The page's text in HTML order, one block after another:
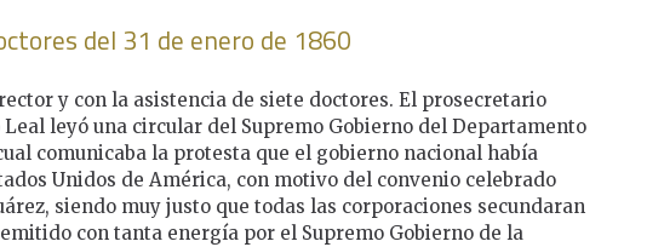
del 31 de enero de 1860
y con la asistencia de siete doctores. El prosecretario
Leal leyó una circular del Supremo Gobierno del Departamento
comunicaba la protesta que el gobierno nacional había
Unidos de América, con motivo del convenio celebrado
siendo muy justo que todas las corporaciones secundaran
con tanta energía por el Supremo Gobierno de la